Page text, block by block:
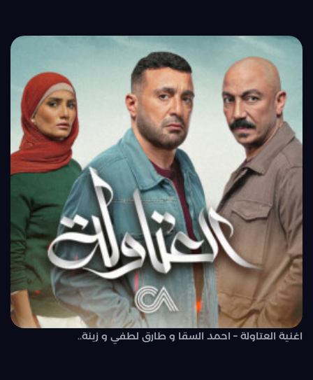
اغنية العتاولة – احمد السقا و طارق لطفي و زينة..